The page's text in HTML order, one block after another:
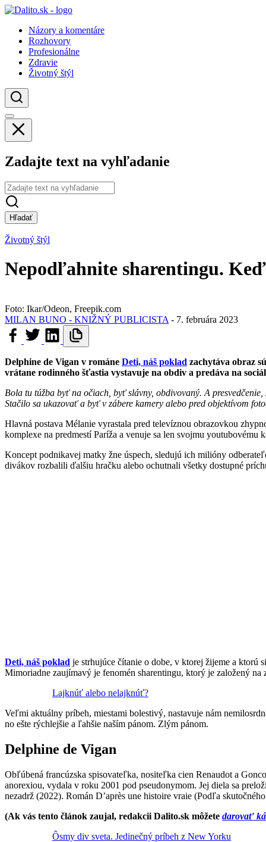
Názory a komentáre
Rozhovory
Profesionálne
Zdravie
Životný štýl
Zadajte text na vyhľadanie
Hľadať
Životný štýl
Nepodľahnite sharentingu.
Foto: Ikar/Odeon, Freepik.com
MILAN BUNO - KNIŽNÝ PUBLICISTA - 7. februára 2023
Delphine de Vigan v románe Deti, náš poklad zachytáva obraz
vrátane rodinného šťastia vystavuje na obdiv a predáva na
Bola tu túžba byť na očiach, byť slávny, obdivovaný. A
Stačilo sa ukazovať a byť v zábere kamery alebo pred objektívom
Hlavná postava Mélanie vyrastala pred televíznou obrazovkou
komplexe na predmestí Paríža a venuje sa len svojmu
Koncept podnikavej matky žne úspech, sledujú ich milióny
divákov rozbalili ďalšiu hračku alebo ochutnali všetky dostupné
Deti, náš poklad je strhujúce čítanie o dobe, v ktorej žijeme a ktorú
Mimoriadne zaujímavý je fenomén sharentingu, ktorý je založený
Lajknúť alebo nelajknúť?
Veľmi aktuálny príbeh, miestami bolestivý, nastavuje nám
no ešte rýchlejšie a ľahšie naším pánom. Zlým pánom.
Delphine de Vigan
Obľúbená francúzska spisovateľka, nositeľka cien Renaudot a
anorexiou, vydala v roku 2001 pod pseudonymom. Jej diela sa
nezadrž (2022). Román Dʼaprès une histoire vraie (Podľa
(Ak vás tento článok zaujal, redakcii Dalito.sk môžete darovať
Ôsmy div sveta. Jedinečný príbeh z New Yorku